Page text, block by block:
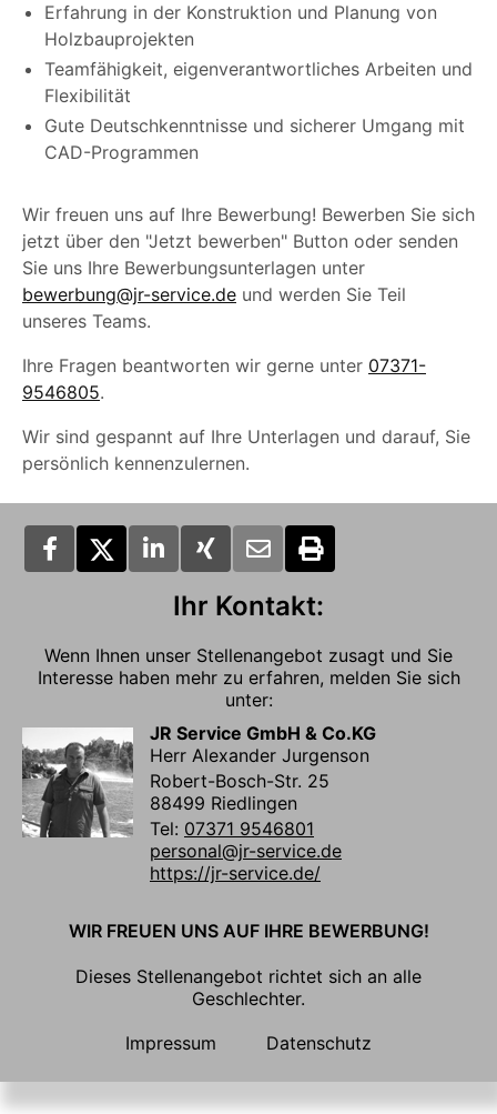
Erfahrung in der Konstruktion und Planung von
Holzbauprojekten
Teamfähigkeit, eigenverantwortliches Arbeiten und
Flexibilität
Gute Deutschkenntnisse und sicherer Umgang mit
CAD-Programmen
Wir freuen uns auf Ihre Bewerbung! Bewerben Sie sich
jetzt über den "Jetzt bewerben" Button oder senden
Sie uns Ihre Bewerbungsunterlagen unter
bewerbung@jr-service.de und werden Sie Teil
unseres Teams.
Ihre Fragen beantworten wir gerne unter 07371-
9546805.
Wir sind gespannt auf Ihre Unterlagen und darauf, Sie
persönlich kennenzulernen.
Ihr Kontakt:
Wenn Ihnen unser Stellenangebot zusagt und Sie
Interesse haben mehr zu erfahren, melden Sie sich
unter:
JR Service GmbH & Co.KG
Herr Alexander Jurgenson
Robert-Bosch-Str. 25
88499 Riedlingen
Tel: 07371 9546801
personal@jr-service.de
https://jr-service.de/
WIR FREUEN UNS AUF IHRE BEWERBUNG!
Dieses Stellenangebot richtet sich an alle
Geschlechter.
Impressum
Datenschutz